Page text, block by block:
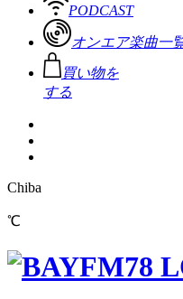
PODCAST
オンエア楽曲一
買い物を
する
Chiba
℃